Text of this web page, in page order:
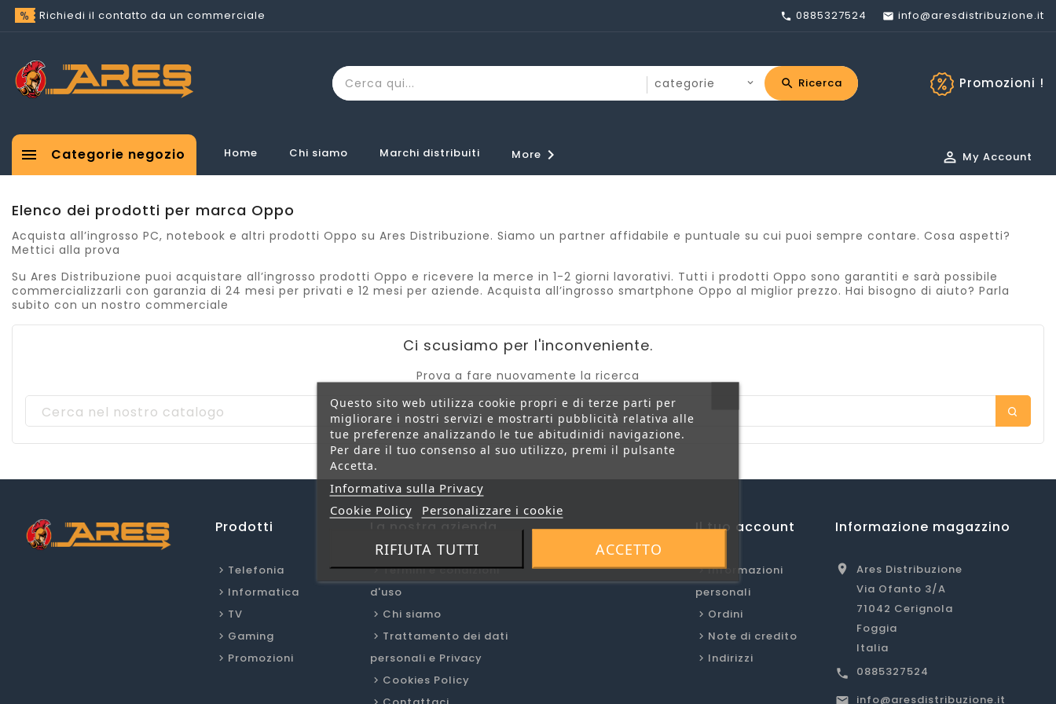
Richiedi il contatto da un commerciale  0885327524  info@aresdistribuzione.it
Promozioni !
Ricerca
Categorie negozio
 Home Chi siamo Marchi distribuiti More   My Account
Elenco dei prodotti per marca Oppo
Acquista all’ingrosso PC, notebook e altri prodotti Oppo su Ares Distribuzione. Siamo un partner affidabile e puntuale su cui puoi sempre contare. Cosa aspetti?
Mettici alla prova
Su Ares Distribuzione puoi acquistare all’ingrosso prodotti Oppo e ricevere la merce in 1-2 giorni lavorativi. Tutti i prodotti Oppo sono garantiti e sarà possibile
commercializzarli con garanzia di 24 mesi per privati e 12 mesi per aziende. Acquista all’ingrosso smartphone Oppo al miglior prezzo. Hai bisogno di aiuto? Parla
subito con un nostro commerciale
Ci scusiamo per l'inconveniente.
Prova a fare nuovamente la ricerca
Prodotti
Telefonia
Informatica
TV
Gaming
Promozioni
Termini e condizioni
d'uso
Chi siamo
Trattamento dei dati
personali e Privacy
Cookies Policy
Il tuo account
Informazioni
personali
Ordini
Note di credito
Indirizzi
Informazione magazzino

Ares Distribuzione
Via Ofanto 3/A
71042 Cerignola
Foggia
Italia
 0885327524
info@aresdistribuzione.it
Questo sito web utilizza cookie propri e di terze parti per
migliorare i nostri servizi e mostrarti pubblicità relativa alle
tue preferenze analizzando le tue abitudinidi navigazione.
Per dare il tuo consenso al suo utilizzo, premi il pulsante
Accetta.
Informativa sulla Privacy
Cookie Policy
Personalizzare i cookie
RIFIUTA TUTTI ACCETTO